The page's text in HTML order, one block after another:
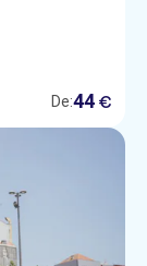
De:44 €